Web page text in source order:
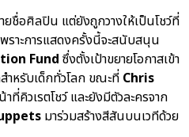
ชื่อศิลปิน แต่ยังถูกวางให้เป็นโชว์ที่
ราะการแสดงครั้งนี้จะสนับสนุน
Fund ซึ่งตั้งเป้าขยายโอกาสเข้า
หรับเด็กทั่วโลก ขณะที่ Chris
ที่คิวเรตโชว์ และยังมีตัวละครจาก
มาร่วมสร้างสีสันบนเวทีด้วย